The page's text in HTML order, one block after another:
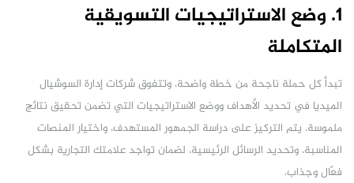
1. وضع الاستراتيجيات التسويقية
المتكاملة
تبدأ كل حملة ناجحة من خطة واضحة، وتتفوق شركات إدارة السوشيال
الميديا في تحديد الأهداف ووضع الاستراتيجيات التي تضمن تحقيق نتائج
ملموسة. يتم التركيز على دراسة الجمهور المستهدف، واختيار المنصات
المناسبة، وتحديد الرسائل الرئيسية، لضمان تواجد علامتك التجارية بشكل
فعّال وجذاب.